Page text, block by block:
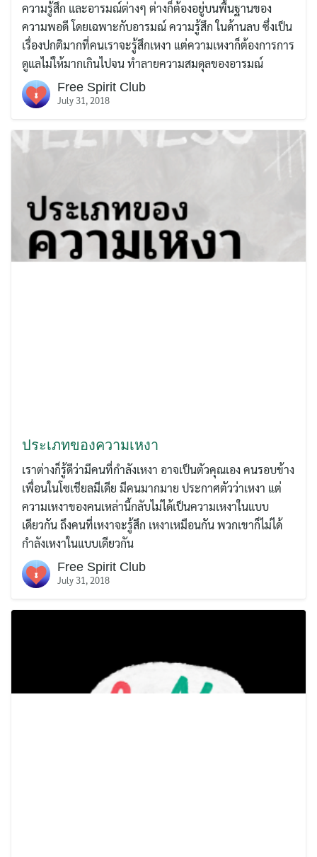
Search
for:
ความรู้สึก และอารมณ์ต่างๆ ต่างก็ต้องอยู่บนพื้นฐานของ
ความพอดี โดยเฉพาะกับอารมณ์ ความรู้สึก ในด้านลบ ซึ่งเป็น
เรื่องปกติมากที่คนเราจะรู้สึกเหงา แต่ความเหงาก็ต้องการการ
ดูแลไม่ให้มากเกินไปจน ทำลายความสมดุลของอารมณ์
Free Spirit Club
July 31, 2018
ประเภทของความเหงา
เราต่างก็รู้ดีว่ามีคนที่กำลังเหงา อาจเป็นตัวคุณเอง คนรอบข้าง
เพื่อนในโซเชียลมีเดีย มีคนมากมาย ประกาศตัวว่าเหงา แต่
ความเหงาของคนเหล่านี้กลับไม่ได้เป็นความเหงาในแบบ
เดียวกัน ถึงคนที่เหงาจะรู้สึก เหงาเหมือนกัน พวกเขาก็ไม่ได้
กำลังเหงาในแบบเดียวกัน
Free Spirit Club
July 31, 2018